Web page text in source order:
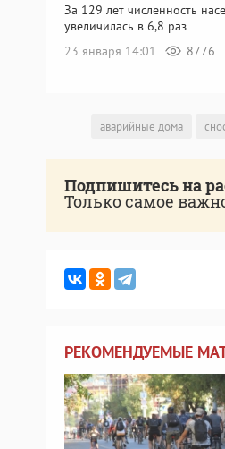
За 129 лет численность
увеличилась в 6,8 раз
23 января 14:01
8776
аварийные дома
Подпишитесь на
Только самое
РЕКОМЕНДУЕМЫЕ